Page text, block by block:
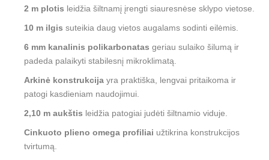
2 m plotis leidžia šiltnamį įrengti siauresnėse sklypo vietose.
10 m ilgis suteikia daug vietos augalams sodinti eilėmis.
6 mm kanalinis polikarbonatas geriau sulaiko šilumą ir
padeda palaikyti stabilesnį mikroklimatą.
Arkinė konstrukcija yra praktiška, lengvai pritaikoma ir
patogi kasdieniam naudojimui.
2,10 m aukštis leidžia patogiai judėti šiltnamio viduje.
Cinkuoto plieno omega profiliai užtikrina konstrukcijos
tvirtumą.